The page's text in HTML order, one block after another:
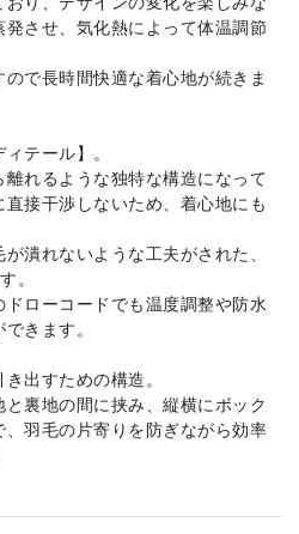
させ、気化熱によって体温調節
で長時間快適な着心地が続きま
テール】。
れるような独特な構造になって
接干渉しないため、着心地にも
潰れないような工夫がされた、
。
ローコードでも温度調整や防水
きます。
出すための構造。
裏地の間に挟み、縦横にボック
羽毛の片寄りを防ぎながら効率